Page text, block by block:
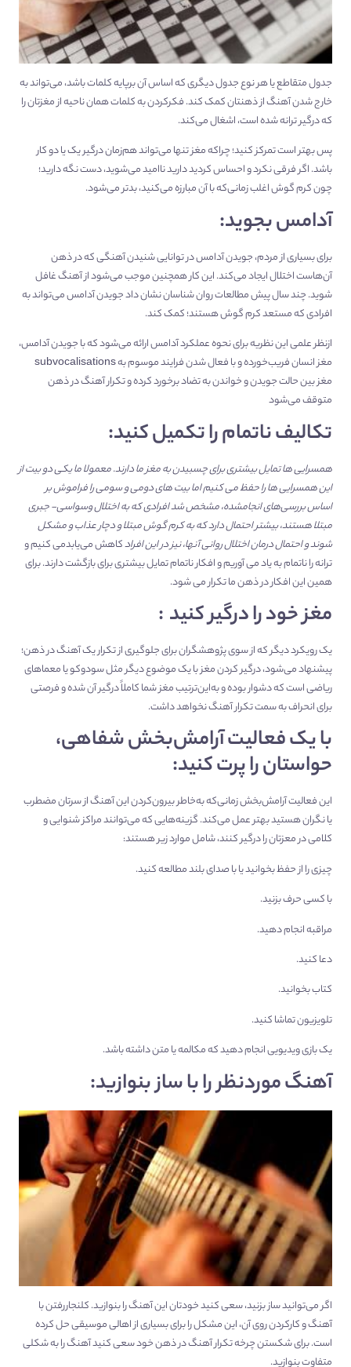
جدول متقاطع یا هر نوع جدول دیگری که اساس آن برپایه کلمات باشد، می‌تواند به
خارج‌ شدن آهنگ از ذهنتان کمک کند. فکر‌‌‌‌کردن به کلمات همان ناحیه از مغزتان را
که درگیر ترانه شده است، اشغال می‌کند.
پس بهتر است تمرکز کنید؛ چراکه مغز تنها می‌تواند هم‌زمان درگیر یک یا دو کار
باشد. اگر فرقی نکرد و احساس کردید دارید ناامید می‌شوید، دست نگه دارید؛
چون کرم گوش اغلب زمانی‌که با آن مبارزه می‌کنید، بدتر می‌شود.
آدامس بجوید:
برای بسیاری از مردم، جویدن آدامس در توانایی شنیدن آهنگی که در ذهن
آن‌هاست اختلال ایجاد می‌کند. این کار همچنین موجب می‌شود از آهنگ غافل
شوید. چند سال پیش مطالعات روان شناسان نشان داد جویدن آدامس می‌تواند به
افرادی که مستعد کرم گوش هستند؛ کمک کند.
ازنظر علمی این نظریه برای نحوه عملکرد آدامس ارائه می‌شود که با جویدن آدامس،
مغز انسان فریب‌خورده و با فعال شدن فرایند موسوم به subvocalisations
مغز بین حالت جویدن و خواندن به تضاد برخورد کرده و تکرار آهنگ در ذهن
متوقف می‌شود
تکالیف ناتمام را تکمیل کنید:
همسرایی ها تمایل بیشتری برای چسبیدن به مغز ما دارند. معمولا ما یکی دو بیت از
این همسرایی ها را حفظ می کنیم اما بیت های دومی و سومی را فراموش بر
اساس بررسی‌های انجام‏شده، مشخص شد افرادی که به اختلال وسواسی- جبری
مبتلا هستند، بیشتر احتمال دارد که به کرم گوش مبتلا و دچار عذاب و مشکل
شوند و احتمال درمان اختلال روانی آنها، نیز در این افرادکاهش می‌یابدمی کنیم و
ترانه را ناتمام به یاد می آوریم و افکار ناتمام تمایل بیشتری برای بازگشت دارند. برای
همین این افکار در ذهن ما تکرار می شود.
مغز خود را درگیر کنید :
یک رویکرد دیگر که از سوی پژوهشگران برای جلوگیری از تکرار یک آهنگ در ذهن؛
پیشنهاد می‌شود، درگیر کردن مغز با یک موضوع دیگر مثل سودوکو یا معماهای
ریاضی است که دشوار بوده و به‌این‌ترتیب مغز شما کاملاً درگیر آن شده و فرصتی
برای انحراف به سمت تکرار آهنگ نخواهد داشت.
با یک فعالیت آرامش‌بخش شفاهی،
حواستان را پرت کنید:
این فعالیت آرامش‌بخش زمانی‌که به‌خاطر بیرون‌‌‌‌کردن این آهنگ از سرتان مضطرب
یا نگران هستید بهتر عمل می‌کند. گزینه‌هایی که می‌توانند مراکز شنوایی و
کلامی در معزتان را درگیر کنند، شامل موارد زیر هستند:
چیزی را از حفظ بخوانید یا با صدای بلند مطالعه کنید.
با کسی حرف بزنید.
مراقبه انجام دهید.
دعا کنید.
کتاب بخوانید.
تلویزیون تماشا کنید.
یک بازی ویدیویی انجام دهید که مکالمه یا متن داشته باشد.
آهنگ موردنظر را با ساز بنوازید:
اگر می‌توانید ساز بزنید، سعی کنید خودتان این آهنگ را بنوازید. کلنجاررفتن با
آهنگ و کار‌‌‌‌کردن روی آن، این مشکل را برای بسیاری از اهالی موسیقی حل کرده
است. برای شکستن چرخه تکرار آهنگ در ذهن خود سعی کنید آهنگ را به شکلی
متفاوت بنوازید.